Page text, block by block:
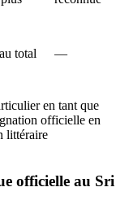
total —
en tant que
officielle en
littéraire
officielle au Sri